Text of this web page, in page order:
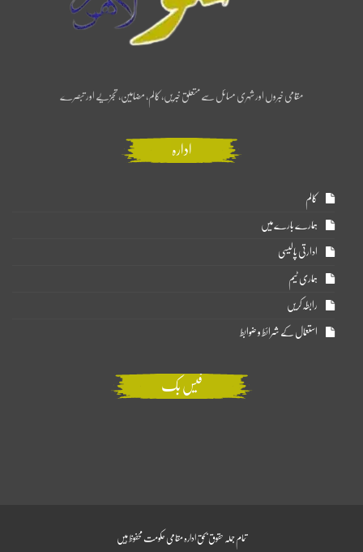
مقامی خبروں اور شہری مسائل سے متعلق خبریں، کالم، مضامین، تجزیے اور تبصرے
ادارہ
کالم
ہمارے بارے میں
ادارتی پالیسی
ہماری ٹیم
رابطہ کریں
استعمال کے شرائط و ضوابط
فیس بک
تمام جملہ حقوق بحق ادارہ مقامی حکومت محفوظ ہیں